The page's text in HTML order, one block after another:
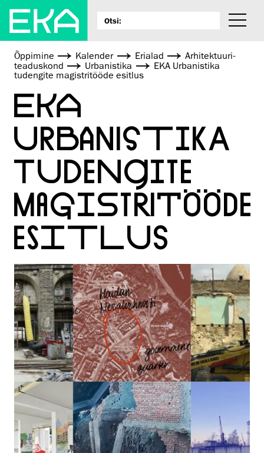
Õppimine Kalender Erialad
Arhitektuuri­
teaduskond
Urbanistika
EKA Urbanistika
tudengite magistritööde esitlus
EKA
URBANISTIKA
TUDENGITE
MAGISTRITÖÖDE
ESITLUS